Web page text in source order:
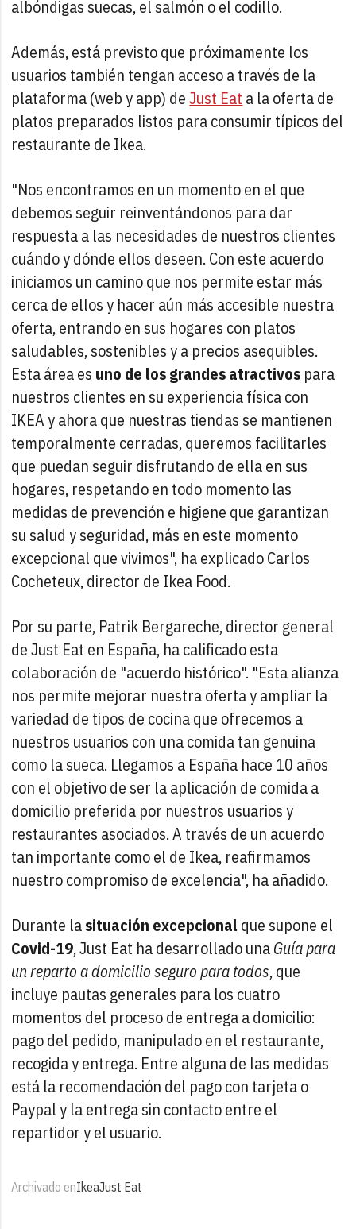
albóndigas suecas, el salmón o el codillo.
Además, está previsto que próximamente los
usuarios también tengan acceso a través de la
plataforma (web y app) deJust Eat a la oferta de
platos preparados listos para consumir típicos del
restaurante de Ikea.
"Nos encontramos en un momento en el que
debemos seguir reinventándonos para dar
respuesta a las necesidades de nuestros clientes
cuándo y dónde ellos deseen. Con este acuerdo
iniciamos un camino que nos permite estar más
cerca de ellos y hacer aún más accesible nuestra
oferta, entrando en sus hogares con platos
saludables, sostenibles y a precios asequibles.
Esta área es uno de los grandes atractivos para
nuestros clientes en su experiencia física con
IKEA y ahora que nuestras tiendas se mantienen
temporalmente cerradas, queremos facilitarles
que puedan seguir disfrutando de ella en sus
hogares, respetando en todo momento las
medidas de prevención e higiene que garantizan
su salud y seguridad, más en este momento
excepcional que vivimos", ha explicado Carlos
Cocheteux, director de Ikea Food.
Por su parte, Patrik Bergareche, director general
de Just Eat en España, ha calificado esta
colaboración de "acuerdo histórico". "Esta alianza
nos permite mejorar nuestra oferta y ampliar la
variedad de tipos de cocina que ofrecemos a
nuestros usuarios con una comida tan genuina
como la sueca. Llegamos a España hace 10 años
con el objetivo de ser la aplicación de comida a
domicilio preferida por nuestros usuarios y
restaurantes asociados. A través de un acuerdo
tan importante como el de Ikea, reafirmamos
nuestro compromiso de excelencia", ha añadido.
Durante lasituación excepcionalque supone el
Covid-19, Just Eat ha desarrollado unaGuía para
un reparto a domicilio seguro para todos, que
incluye pautas generales para los cuatro
momentos del proceso de entrega a domicilio:
pago del pedido, manipulado en el restaurante,
recogida y entrega. Entre alguna de las medidas
está la recomendación del pago con tarjeta o
Paypal y la entrega sin contacto entre el
repartidor y el usuario.
Archivado enIkeaJust Eat